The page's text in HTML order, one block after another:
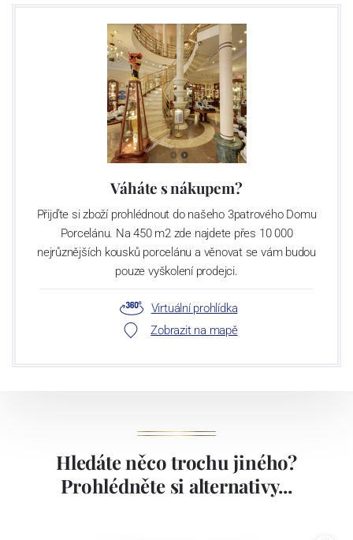
Ruční výroba zde byla spuštěna v r.1970, automatická výroba pak
v r. 1975 - strojní foukání výrobků. V letech 1998 – 2000 byly
instalovány tavící agregáty a velké lisy umožňující výrobu předmětů
o velikosti do 45 cm, s maximální hmotností do 5 kg. V r. 2008 byla
výroba v továrně pod značkou Sklo Bohemia a.s. kvůli špatné
finanční situaci zastavena. Znovuotevření se sklárna dočkala
v říjnu r. 2009 pod novým jménem Crystalite Bohemia s. r. o.
s novým majitelem - podnikatelem Luborem Cervou. V
současnosti světelská sklárna provozuje 5 tavících agregátů s
denní kapacitou utavení 145 tun skloviny, což představuje asi 55
milionů kusů strojně foukaných sklenic a odlivek a 11 milionu kusů
dárkových předmětů ročně. V uplynulých letech firma výrazně
investovala do moderních výrobních technologií, nyní provozuje tři
vysoce výkonné linky na výrobu nápojového skla s denní kapacitou
kolem 150 tisíc kusů výrobků. Linky jsou vybaveny
nejmodernějšími prohlížečkami, které zaručují stabilní a vysokou
kvalitu našich produktů.
Váháte s nákupem?
Přijďte si zboží prohlédnout do našeho 3patrového Domu
Porcelánu. Na 450 m2 zde najdete přes 10 000
nejrůznějších kousků porcelánu a věnovat se vám budou
pouze vyškolení prodejci.
Virtuální prohlídka
Zobrazit na mapě
Hledáte něco trochu jiného?
Prohlédněte si alternativy...